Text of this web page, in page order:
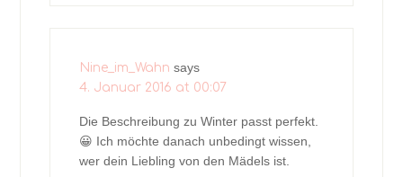
Nine_im_Wahn says
4. Januar 2016 at 00:07
Die Beschreibung zu Winter passt perfekt.
😀 Ich möchte danach unbedingt wissen,
wer dein Liebling von den Mädels ist.